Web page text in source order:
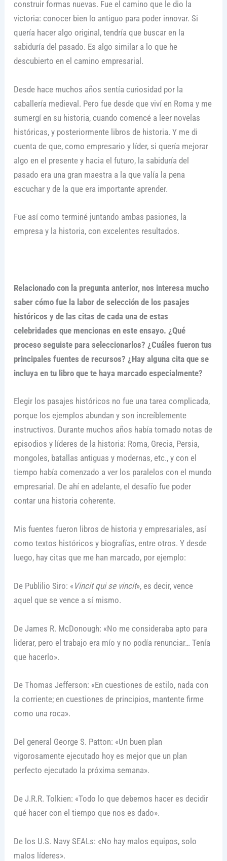
construir formas nuevas. Fue el camino que le dio la
victoria: conocer bien lo antiguo para poder innovar. Si
quería hacer algo original, tendría que buscar en la
sabiduría del pasado. Es algo similar a lo que he
descubierto en el camino empresarial.
Desde hace muchos años sentía curiosidad por la
caballería medieval. Pero fue desde que viví en Roma y me
sumergí en su historia, cuando comencé a leer novelas
históricas, y posteriormente libros de historia. Y me di
cuenta de que, como empresario y líder, si quería mejorar
algo en el presente y hacia el futuro, la sabiduría del
pasado era una gran maestra a la que valía la pena
escuchar y de la que era importante aprender.
Fue así como terminé juntando ambas pasiones, la
empresa y la historia, con excelentes resultados.
Relacionado con la pregunta anterior, nos interesa mucho
saber cómo fue la labor de selección de los pasajes
históricos y de las citas de cada una de estas
celebridades que mencionas en este ensayo. ¿Qué
proceso seguiste para seleccionarlos? ¿Cuáles fueron tus
principales fuentes de recursos? ¿Hay alguna cita que se
incluya en tu libro que te haya marcado especialmente?
Elegir los pasajes históricos no fue una tarea complicada,
porque los ejemplos abundan y son increíblemente
instructivos. Durante muchos años había tomado notas de
episodios y líderes de la historia: Roma, Grecia, Persia,
mongoles, batallas antiguas y modernas, etc., y con el
tiempo había comenzado a ver los paralelos con el mundo
empresarial. De ahí en adelante, el desafío fue poder
contar una historia coherente.
Mis fuentes fueron libros de historia y empresariales, así
como textos históricos y biografías, entre otros. Y desde
luego, hay citas que me han marcado, por ejemplo:
De Publilio Siro: « Vincit qui se vincit», es decir, vence
aquel que se vence a sí mismo.
De James R. McDonough: «No me consideraba apto para
liderar, pero el trabajo era mío y no podía renunciar… Tenía
que hacerlo».
De Thomas Jefferson: «En cuestiones de estilo, nada con
la corriente; en cuestiones de principios, mantente firme
como una roca».
Del general George S. Patton: «Un buen plan
vigorosamente ejecutado hoy es mejor que un plan
perfecto ejecutado la próxima semana».
De J.R.R. Tolkien: «Todo lo que debemos hacer es decidir
qué hacer con el tiempo que nos es dado».
De los U.S. Navy SEALs: «No hay malos equipos, solo
malos líderes».